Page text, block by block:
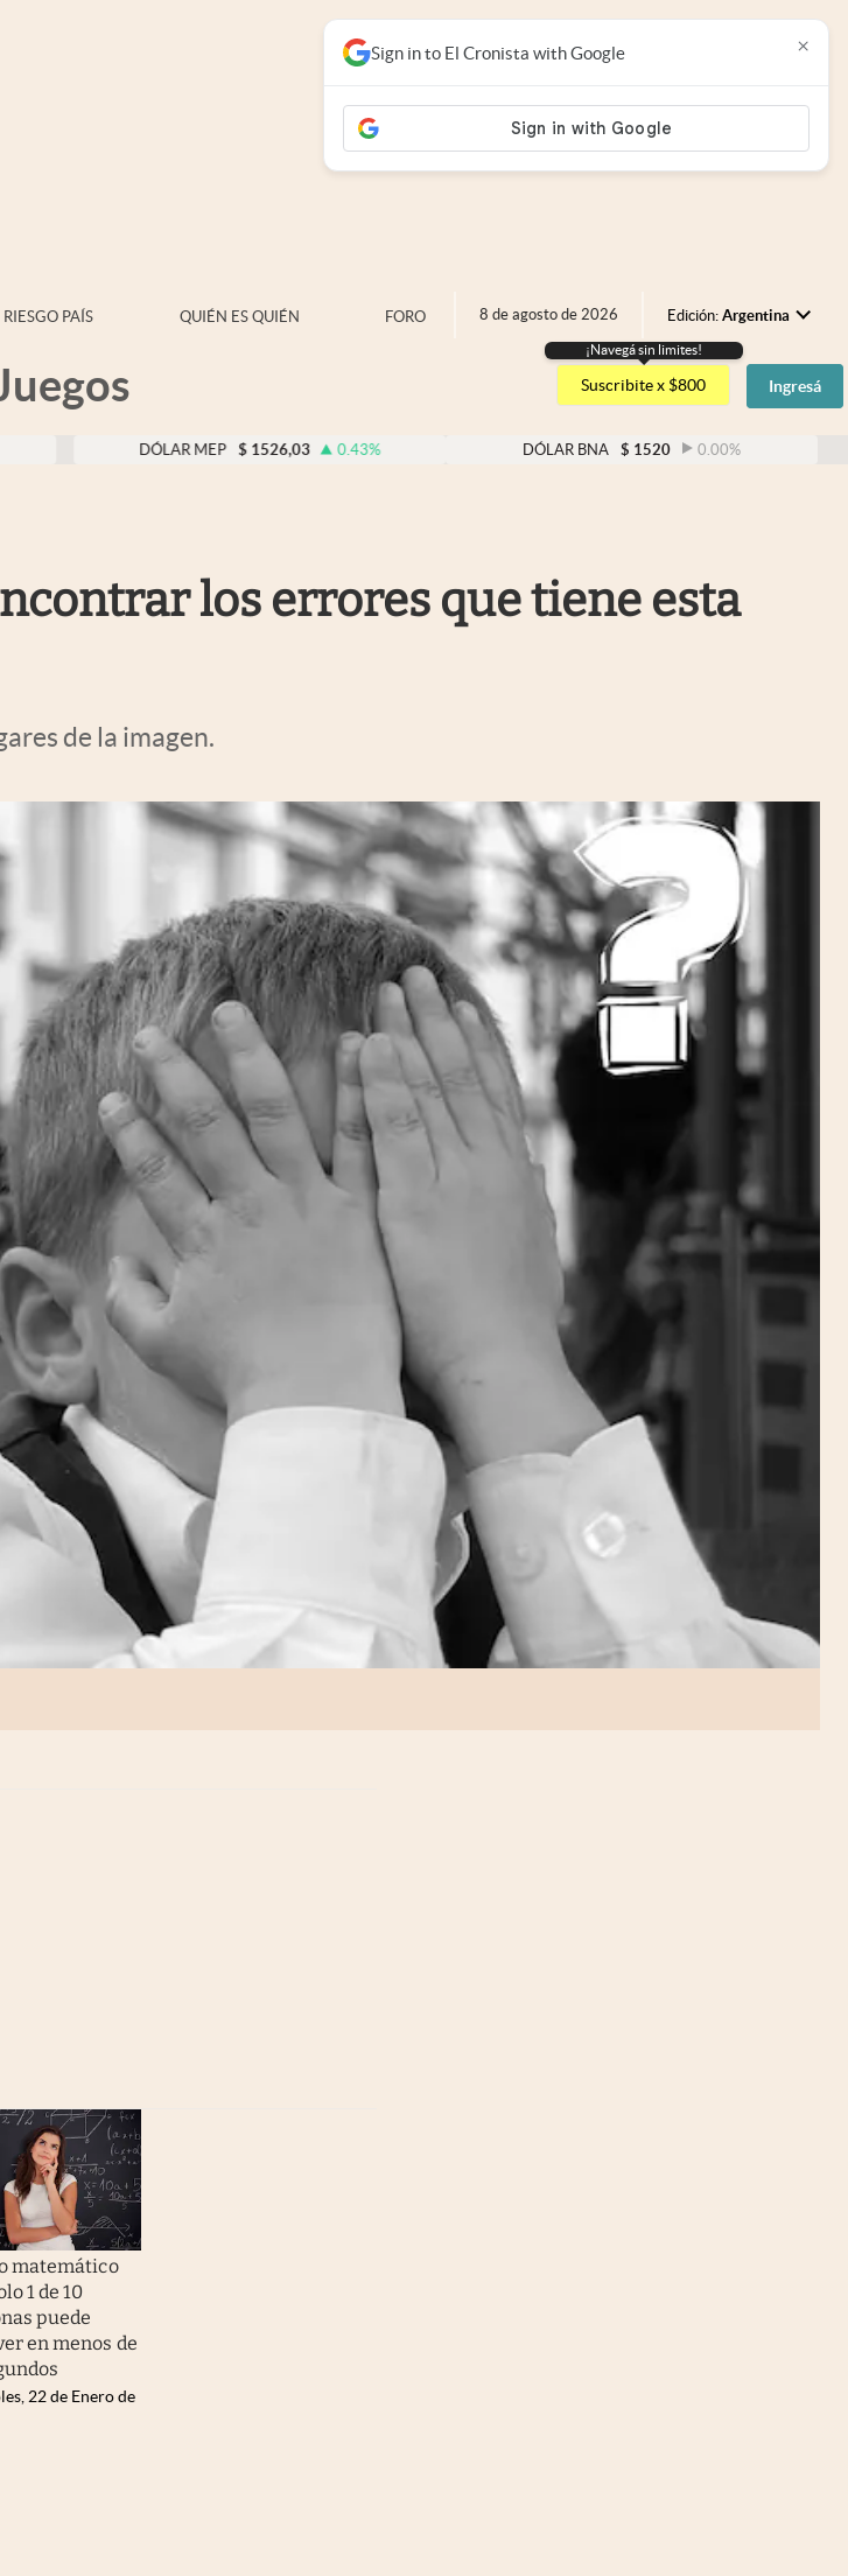
RIESGO PAÍS QUIÉN ES QUIÉN FORO 8 de agosto de 2026 Edición: Argentina
Argentina
España
¡Navegá sin limites!
Suscribite x $800 Ingresá
DÓLAR MEP $ 1526,03 0.43% DÓLAR BNA $ 1520 0.00%
Sign in to El Cronista with Google ×
los errores que tiene esta
de la imagen.
matemático
1 de 10
puede
en menos de
22 de Enero de